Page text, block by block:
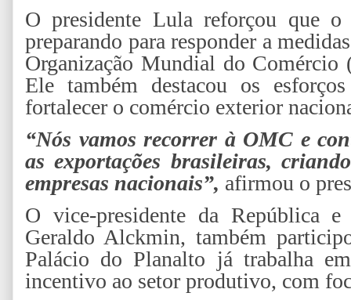
O presidente Lula reforçou que
preparando para responder a
Organização Mundial do Comércio
Ele também destacou os
fortalecer o comércio exterior
“Nós vamos recorrer à OMC e
as exportações brasileiras,
empresas nacionais”, afirmou o
O vice-presidente da República
Geraldo Alckmin, também
Palácio do Planalto já trabalha
incentivo ao setor produtivo, com